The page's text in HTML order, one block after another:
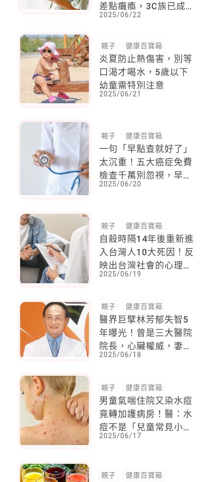
差點癱瘓，3C族已成
高危群，「這些事」千
2025/06/22
親子 健康百寶箱
炎夏防止熱傷害，別等
口渴才喝水，5歲以下
幼童需特別注意
2025/06/21
親子 健康百寶箱
一句「早點查就好了」
太沉重！五大癌症免費
檢查千萬別忽視，早期
發現肺癌最有效方式就
2025/06/20
親子 健康百寶箱
自殺時隔14年後重新進
入台灣人10大死因！反
映出台灣社會的心理健
康問題日益嚴峻
2025/06/19
親子 健康百寶箱
醫界巨擘林芳郁失智5
年曝光！曾是三大醫院
院長，心臟權威，妻林
靜芸首談照護心聲：
來陪我」
2025/06/18
親子 健康百寶箱
男童氣喘住院又染水痘
竟轉加護病房！醫：水
痘不是「兒童常見小
病」，對某些族群來說
2025/06/17
親子 健康百寶箱